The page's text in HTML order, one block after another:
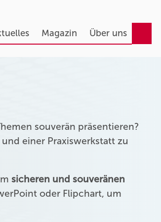
Magazin Über uns
souverän präsentieren?
einer Praxiswerkstatt zu
sicheren und souveränen
oder Flipchart, um